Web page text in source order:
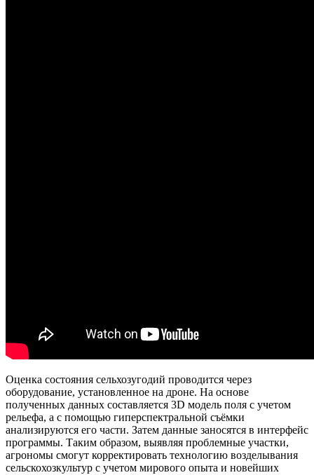
Оценка состояния сельхозугодий проводится через
оборудование, установленное на дроне. На основе
полученных данных составляется 3D модель поля с учетом
рельефа, а с помощью гиперспектральной съёмки
анализируются его части. Затем данные заносятся в интерфейс
программы. Таким образом, выявляя проблемные участки,
агрономы смогут корректировать технологию возделывания
сельскохозкультур с учетом мирового опыта и новейших